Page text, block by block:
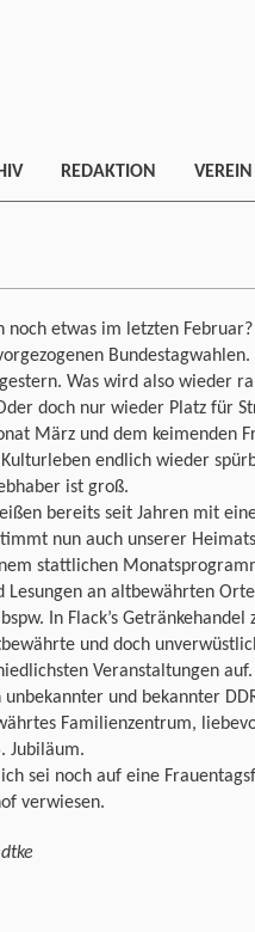
REDAKTION VEREIN
noch etwas im letzten Februar?
Was wird also wieder
doch nur wieder Platz für
März und dem keimenden
endlich wieder
ist groß.
bereits seit Jahren mit
nun auch unserer
stattlichen
Lesungen an altbewährten
In Flack’s Getränkehandel
und doch
Veranstaltungen
unbekannter und bekannter
Familienzentrum,
Jubiläum.
sei noch auf eine
verwiesen.